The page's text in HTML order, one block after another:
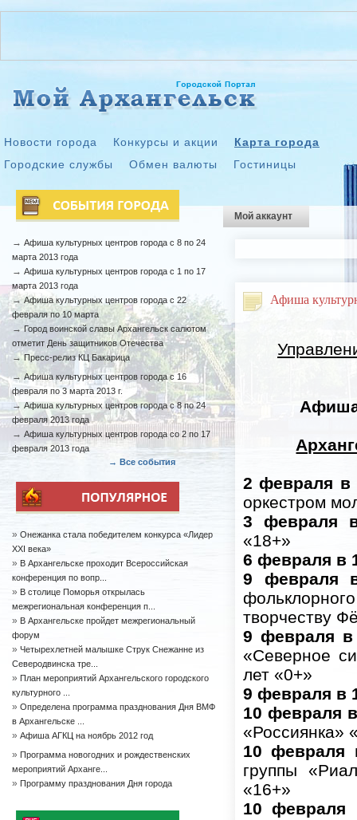
Новости города Конкурсы и акции
Карта города
Городские службы
Обмен валюты Гостиницы
Мой аккаунт
Афиша
Афиша
2 февраля в
оркестром
3 февраля
«18+»
6 февраля в
9 февраля
творчеству
9 февраля в
«Северное
лет «0+»
9 февраля в
10 февраля
«Россиянка»
10 февраля
группы
«16+»
10 февраля
→ Афиша культурных центров города с 8 по 24
марта 2013 года
→ Афиша культурных центров города с 1 по 17
марта 2013 года
→Афиша культурных центров города с 22
февраля по 10 марта
→Город воинской славы Архангельск салютом
отметит День защитников Отечества
→Пресс-релиз КЦ Бакарица
→ Афиша культурных центров города с 16
февраля по 3 марта 2013 г.
→ Афиша культурных центров города с 8 по 24
февраля 2013 года
→ Афиша культурных центров города со 2 по 17
февраля 2013 года
→ Все события
» Онежанка стала победителем конкурса «Лидер
XXI века»
» В Архангельске проходит Всероссийская
конференция по вопр...
» В столице Поморья открылась
межрегиональная конференция п...
» В Архангельске пройдет межрегиональный
форум
» Четырехлетней малышке Струк Снежанне из
Северодвинска тре...
» План мероприятий Архангельского городского
культурного ...
» Определена программа празднования Дня ВМФ
в Архангельске ...
» Афиша АГКЦ на ноябрь 2012 год
» Программа новогодних и рождественских
мероприятий Арханге...
» Программу празднования Дня города